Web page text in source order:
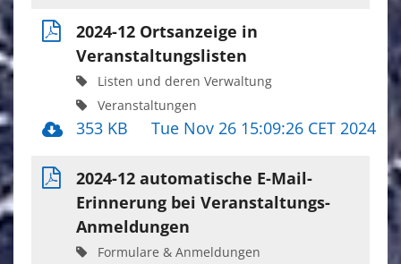
2024-12 Ortsanzeige in
Veranstaltungslisten
Listen und deren Verwaltung
Veranstaltungen
353 KB Tue Nov 26 15:09:26 CET 2024
2024-12 automatische E-Mail-
Erinnerung bei Veranstaltungs-
Anmeldungen
Formulare & Anmeldungen